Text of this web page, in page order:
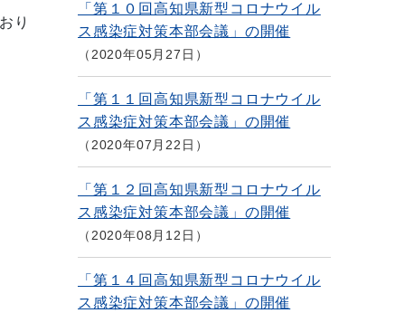
り
「第１０回高知県新型コロナウイル
ス感染症対策本部会議」の開催
2020年05月27日
「第１１回高知県新型コロナウイル
ス感染症対策本部会議」の開催
2020年07月22日
「第１２回高知県新型コロナウイル
ス感染症対策本部会議」の開催
2020年08月12日
「第１４回高知県新型コロナウイル
ス感染症対策本部会議」の開催